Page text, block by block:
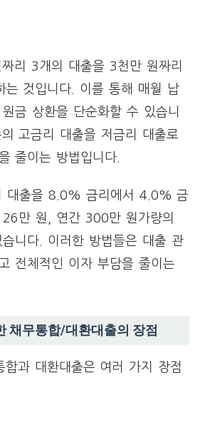
리 3개의 대출을 3천만 원짜리
는 것입니다. 이를 통해 매월 납
금 상환을 단순화할 수 있습니
고금리 대출을 저금리 대출로
줄이는 방법입니다.
대출을 8.0% 금리에서 4.0% 금
26만 원, 연간 300만 원가량의
니다. 이러한 방법들은 대출 관
전체적인 이자 부담을 줄이는
채무통합/대환대출의 장점
합과 대환대출은 여러 가지 장점